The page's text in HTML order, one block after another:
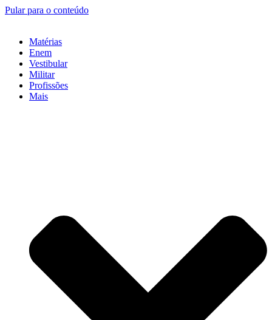
Pular para o conteúdo
Matérias
Enem
Vestibular
Militar
Profissões
Mais